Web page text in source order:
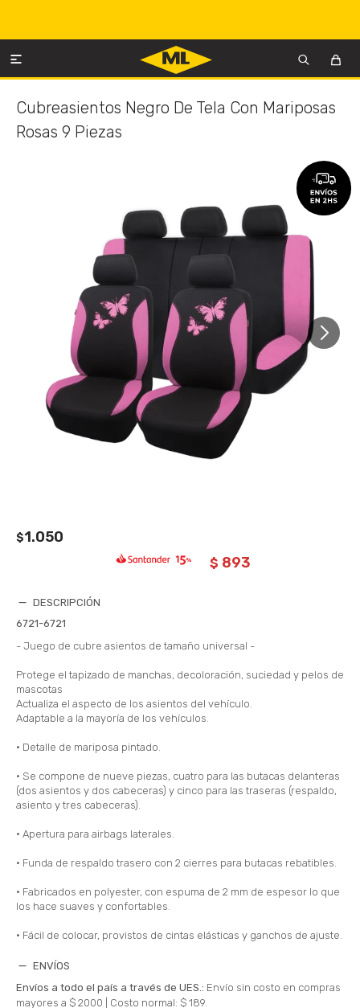

Cubreasientos Negro De Tela Con Mariposas
Rosas 9 Piezas
$1.050
$ 893
DESCRIPCIÓN
6721-6721
- Juego de cubre asientos de tamaño universal -
Protege el tapizado de manchas, decoloración, suciedad y pelos de
mascotas
Actualiza el aspecto de los asientos del vehículo.
Adaptable a la mayoría de los vehículos.
• Detalle de mariposa pintado.
• Se compone de nueve piezas, cuatro para las butacas delanteras
(dos asientos y dos cabeceras) y cinco para las traseras (respaldo,
asiento y tres cabeceras).
• Apertura para airbags laterales.
• Funda de respaldo trasero con 2 cierres para butacas rebatibles.
• Fabricados en polyester, con espuma de 2 mm de espesor lo que
los hace suaves y confortables.
• Fácil de colocar, provistos de cintas elásticas y ganchos de ajuste.
ENVÍOS
Envíos a todo el país a través de UES.: Envío sin costo en compras
mayores a $ 2000 | Costo normal: $ 189.